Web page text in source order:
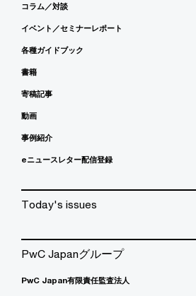
コラム／対談
イベント／セミナーレポート
各種ガイドブック
書籍
寄稿記事
動画
事例紹介
eニュースレター配信登録
Today's issues
PwC Japanグループ
PwC Japan有限責任監査法人